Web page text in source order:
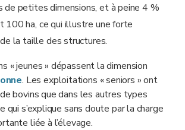
de petites dimensions, et à peine 4 %
100 ha, ce qui illustre une forte
la taille des structures.
« jeunes » dépassent la dimension
. Les exploitations « seniors » ont
bovins que dans les autres types
qui s’explique sans doute par la charge
liée à l’élevage.